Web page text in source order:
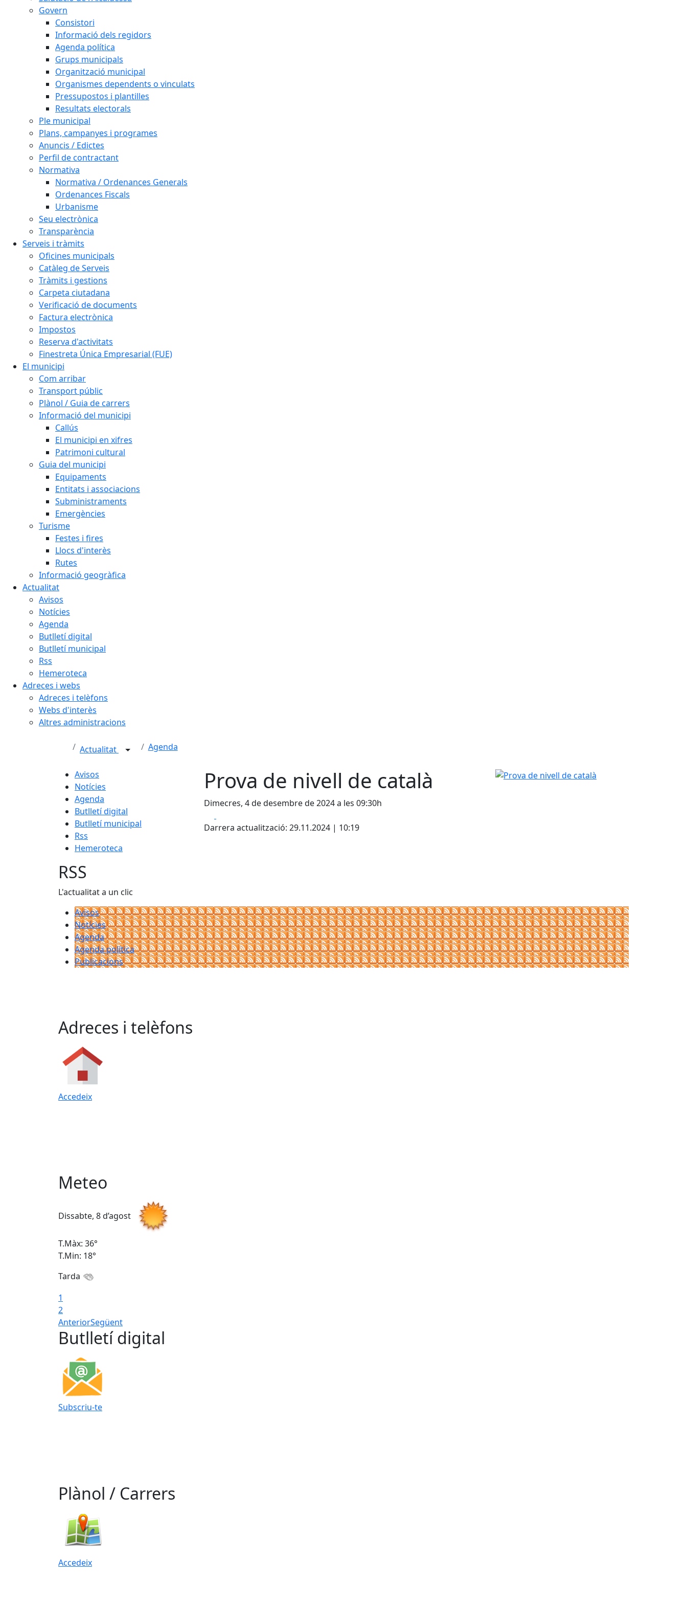
Govern
Consistori
Informació dels regidors
Agenda política
Grups municipals
Organització municipal
Organismes dependents o vinculats
Pressupostos i plantilles
Resultats electorals
Ple municipal
Plans, campanyes i programes
Anuncis / Edictes
Perfil de contractant
Normativa
Normativa / Ordenances Generals
Ordenances Fiscals
Urbanisme
Seu electrònica
Transparència
Serveis i tràmits
Oficines municipals
Catàleg de Serveis
Tràmits i gestions
Carpeta ciutadana
Verificació de documents
Factura electrònica
Impostos
Reserva d'activitats
Finestreta Única Empresarial (FUE)
El municipi
Com arribar
Transport públic
Plànol / Guia de carrers
Informació del municipi
Callús
El municipi en xifres
Patrimoni cultural
Guia del municipi
Equipaments
Entitats i associacions
Subministraments
Emergències
Turisme
Festes i fires
Llocs d'interès
Rutes
Informació geogràfica
Actualitat
Avisos
Notícies
Agenda
Butlletí digital
Butlletí municipal
Rss
Hemeroteca
Adreces i webs
Adreces i telèfons
Webs d'interès
Altres administracions
Actualitat Agenda
Avisos
Notícies
Agenda
Butlletí digital
Butlletí municipal
Rss
Hemeroteca
Prova de nivell de català
Dimecres, 4 de desembre de 2024 a les 09:30h
Darrera actualització: 29.11.2024 | 10:19
Prova de nivell de català
RSS
L'actualitat a un clic
Avisos
Notícies
Agenda
Agenda política
Publicacions
Adreces i telèfons
Accedeix
Meteo
Dissabte, 8 d’agost
T.Màx: 36°
T.Min: 18°
Tarda
1
2
AnteriorSegüent
Butlletí digital
Subscriu-te
Plànol / Carrers
Accedeix